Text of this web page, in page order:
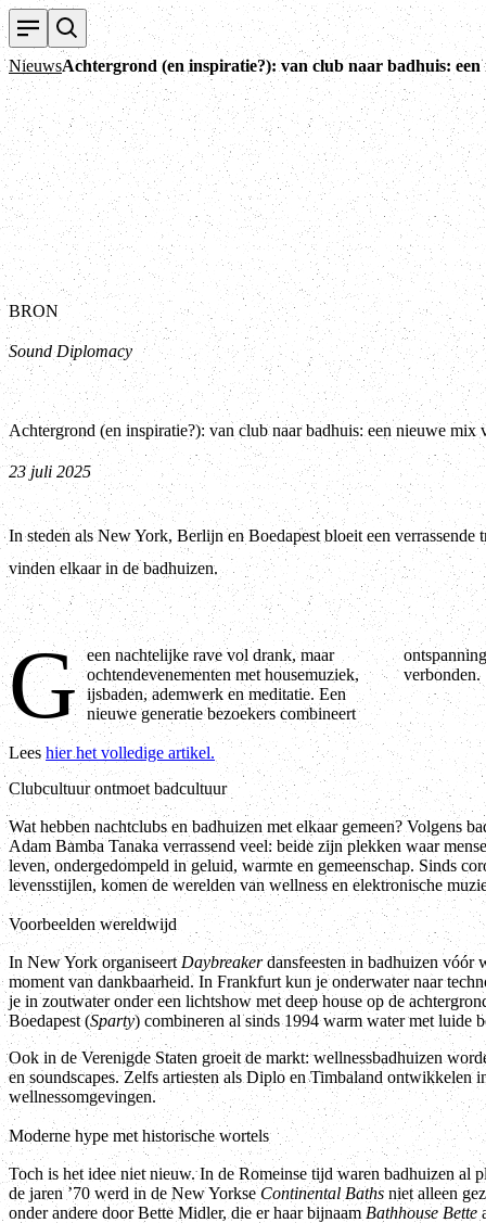
NieuwsAchtergrond (en inspiratie?): van club naar badhuis: een
BRON
Sound Diplomacy
Achtergrond (en inspiratie?): van club naar badhuis: een nieuwe mix
23 juli 2025
In steden als New York, Berlijn en Boedapest bloeit een verrassende
vinden elkaar in de badhuizen.
G een nachtelijke rave vol drank, maar
ochtendevenementen met housemuziek,
ijsbaden, ademwerk en meditatie. Een
nieuwe generatie bezoekers combineert
ontspanning met extase, nuchter, gezond en
verbonden.
Leeshier het volledige artikel.
Clubcultuur ontmoet badcultuur
Wat hebben nachtclubs en badhuizen met elkaar gemeen? Volgens
Adam Bamba Tanaka verrassend veel: beide zijn plekken waar
leven, ondergedompeld in geluid, warmte en gemeenschap. Sinds
levensstijlen, komen de werelden van wellness en elektronische
Voorbeelden wereldwijd
In New York organiseertDaybreakerdansfeesten in badhuizen vóór
moment van dankbaarheid. In Frankfurt kun je onderwater naar
je in zoutwater onder een lichtshow met deep house op de
Boedapest (Sparty) combineren al sinds 1994 warm water met luide
Ook in de Verenigde Staten groeit de markt: wellnessbadhuizen
en soundscapes. Zelfs artiesten als Diplo en Timbaland ontwikkelen
wellnessomgevingen.
Moderne hype met historische wortels
Toch is het idee niet nieuw. In de Romeinse tijd waren badhuizen al
de jaren ’70 werd in de New YorkseContinental Baths niet alleen
onder andere door Bette Midler, die er haar bijnaam Bathhouse Bette